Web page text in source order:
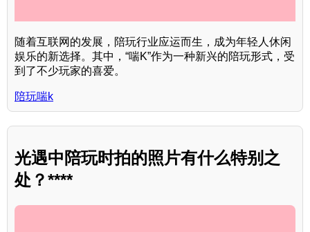
随着互联网的发展，陪玩行业应运而生，成为年轻人休闲
娱乐的新选择。其中，“喘K”作为一种新兴的陪玩形式，受
到了不少玩家的喜爱。
陪玩喘k
光遇中陪玩时拍的照片有什么特别之
处？****